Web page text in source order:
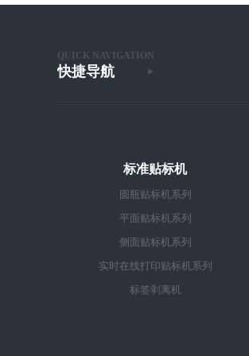
QUICK NAVIGATION
快捷导航
标准贴标机
圆瓶贴标机系列
平面贴标机系列
侧面贴标机系列
实时在线打印贴标机系列
标签剥离机